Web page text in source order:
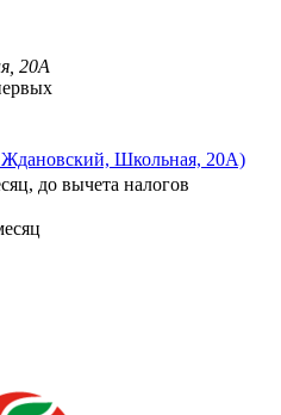
20А
Школьная, 20А)
до вычета налогов